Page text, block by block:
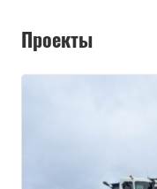
Проекты